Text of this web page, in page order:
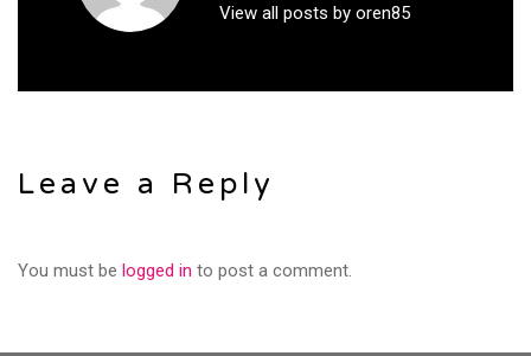
View all posts by oren85
Leave a Reply
You must be logged in to post a comment.